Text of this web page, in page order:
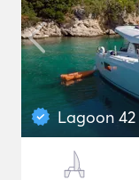
Lagoon 42